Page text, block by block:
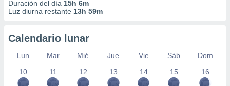
Duración del día 15h 6m
Luz diurna restante 13h 59m
Calendario lunar
Lun Mar Mié Jue Vie Sáb
Dom
10
11 12 13 14 15 16